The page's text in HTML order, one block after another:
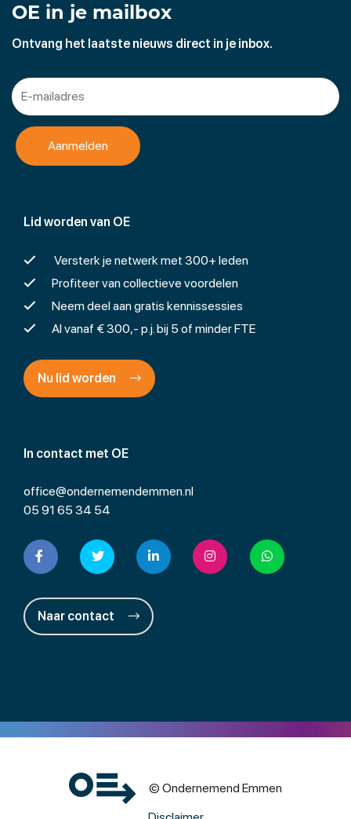
In contact met OE
office@ondernemendemmen.nl
05 91 65 34 54
Naar contact
Lid worden van OE
Versterk je netwerk met 300+ leden
Profiteer van collectieve voordelen
Neem deel aan gratis kennissessies
Al vanaf € 300,- p.j. bij 5 of minder FTE
Nu lid worden
OE in je mailbox
Ontvang het laatste nieuws direct in je inbox.
© Ondernemend Emmen